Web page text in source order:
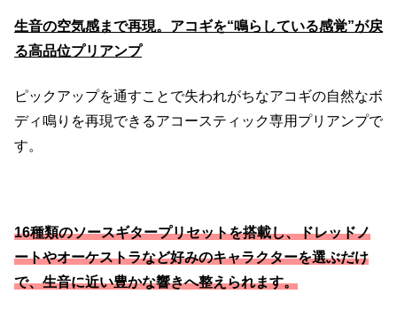
生音の空気感まで再現。アコギを“鳴らしている感覚”が戻
る高品位プリアンプ
ピックアップを通すことで失われがちなアコギの自然なボ
ディ鳴りを再現できるアコースティック専用プリアンプで
す。
16種類のソースギタープリセットを搭載し、ドレッドノ
ートやオーケストラなど好みのキャラクターを選ぶだけ
で、生音に近い豊かな響きへ整えられます。